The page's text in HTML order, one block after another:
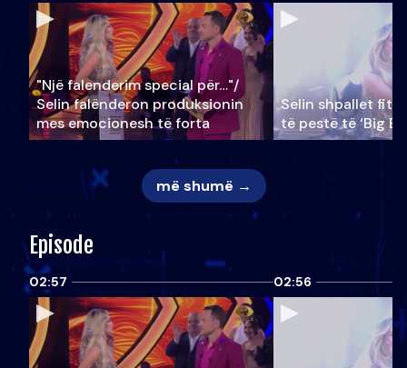
"Një falenderim special për…"/
Selin falënderon produksionin
mes emocionesh të forta
Selin shpallet
të pestë të ‘Big
më shumë →
Episode
02:57 02:56